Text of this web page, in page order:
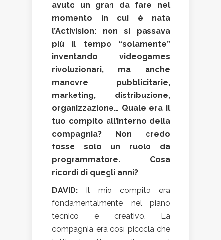
avuto un gran da fare nel
momento in cui è nata
l’Activision: non si passava
più il tempo “solamente”
inventando videogames
rivoluzionari, ma anche
manovre pubblicitarie,
marketing, distribuzione,
organizzazione… Quale era il
tuo compito all’interno della
compagnia? Non credo
fosse solo un ruolo da
programmatore. Cosa
ricordi di quegli anni?
DAVID: Il mio compito era
fondamentalmente nel piano
tecnico e creativo. La
compagnia era così piccola che